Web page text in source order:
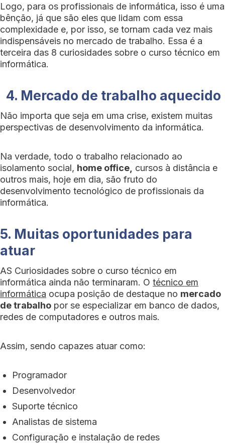
Logo, para os profissionais de informática, isso é uma
bênção, já que são eles que lidam com essa
complexidade e, por isso, se tornam cada vez mais
indispensáveis ​​no mercado de trabalho. Essa é a
terceira das 8 curiosidades sobre o curso técnico em
informática.
4. Mercado de trabalho aquecido
Não importa que seja em uma crise, existem muitas
perspectivas de desenvolvimento da informática.
Na verdade, todo o trabalho relacionado ao
isolamento social, home office, cursos à distância e
outros mais, hoje em dia, são fruto do
desenvolvimento tecnológico de profissionais da
informática.
5. Muitas oportunidades para
atuar
AS Curiosidades sobre o curso técnico em
informática ainda não terminaram. O técnico em
informática ocupa posição de destaque no mercado
de trabalho por se especializar em banco de dados,
redes de computadores e outros mais.
Assim, sendo capazes atuar como:
Programador
Desenvolvedor
Suporte técnico
Analistas de sistema
Configuração e instalação de redes